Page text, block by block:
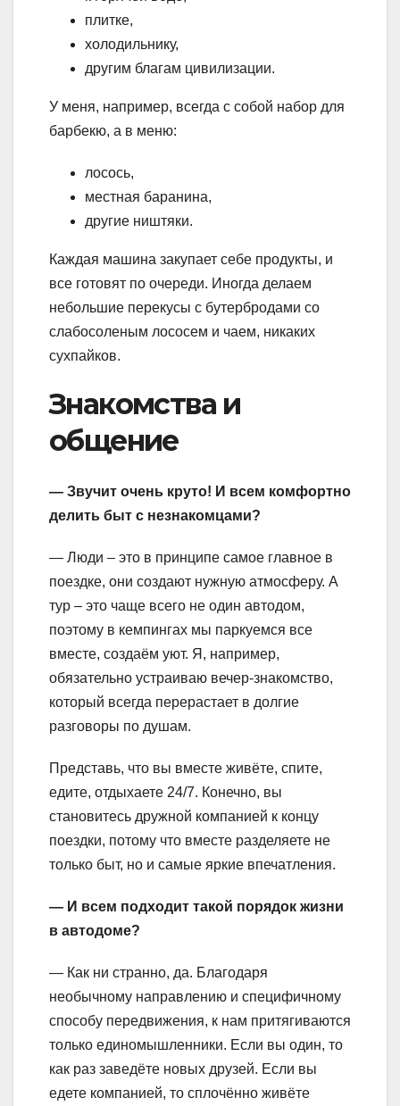
плитке,
холодильнику,
другим благам цивилизации.
У меня, например, всегда с собой набор для
барбекю, а в меню:
лосось,
местная баранина,
другие ништяки.
Каждая машина закупает себе продукты, и
все готовят по очереди. Иногда делаем
небольшие перекусы с бутербродами со
слабосоленым лососем и чаем, никаких
сухпайков.
Знакомства и
общение
— Звучит очень круто! И всем комфортно
делить быт с незнакомцами?
— Люди – это в принципе самое главное в
поездке, они создают нужную атмосферу. А
тур – это чаще всего не один автодом,
поэтому в кемпингах мы паркуемся все
вместе, создаём уют. Я, например,
обязательно устраиваю вечер-знакомство,
который всегда перерастает в долгие
разговоры по душам.
Представь, что вы вместе живёте, спите,
едите, отдыхаете 24/7. Конечно, вы
становитесь дружной компанией к концу
поездки, потому что вместе разделяете не
только быт, но и самые яркие впечатления.
— И всем подходит такой порядок жизни
в автодоме?
— Как ни странно, да. Благодаря
необычному направлению и специфичному
способу передвижения, к нам притягиваются
только единомышленники. Если вы один, то
как раз заведёте новых друзей. Если вы
едете компанией, то сплочённо живёте